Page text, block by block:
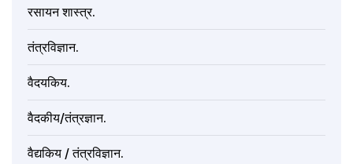
रसायन शास्त्र.
तंत्रविज्ञान.
वैदयकिय.
वैदकीय/तंत्रज्ञान.
वैद्यकिय / तंत्रविज्ञान.